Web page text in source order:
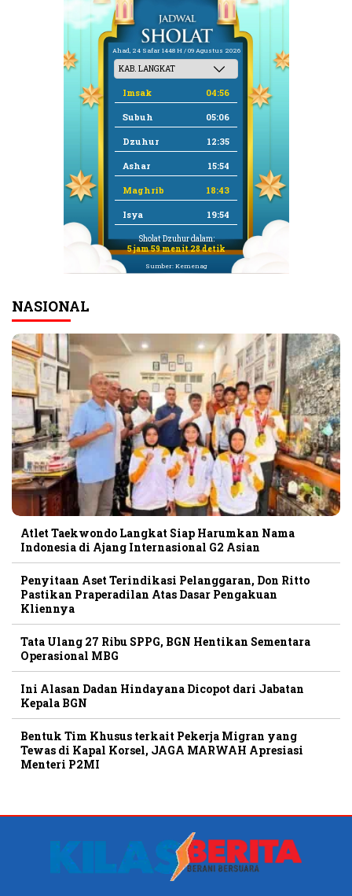
Ahad, 24 Safar 1448 H / 09 Agustus 2026
Imsak 04:56
Subuh 05:06
Dzuhur 12:35
Ashar 15:54
Maghrib 18:43
Isya 19:54
Sholat Dzuhur dalam:
5 jam 59 menit 27 detik
Sumber: Kemenag
NASIONAL
Atlet Taekwondo Langkat Siap Harumkan Nama
Indonesia di Ajang Internasional G2 Asian
Penyitaan Aset Terindikasi Pelanggaran, Don Ritto
Pastikan Praperadilan Atas Dasar Pengakuan
Kliennya
Tata Ulang 27 Ribu SPPG, BGN Hentikan Sementara
Operasional MBG
Ini Alasan Dadan Hindayana Dicopot dari Jabatan
Kepala BGN
Bentuk Tim Khusus terkait Pekerja Migran yang
Tewas di Kapal Korsel, JAGA MARWAH Apresiasi
Menteri P2MI